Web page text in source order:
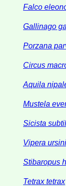
Falco
Gallinago
Porzana
Circus
Aquila
Mustela
Sicista
Vipera
Stibaropus
Tetrax tetrax